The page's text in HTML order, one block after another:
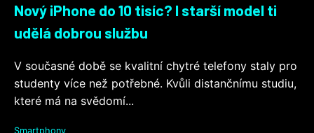
Nový iPhone do 10 tisíc? I starší model ti
udělá dobrou službu
V současné době se kvalitní chytré telefony staly pro
studenty více než potřebné. Kvůli distančnímu studiu,
které má na svědomí...
Smartphony